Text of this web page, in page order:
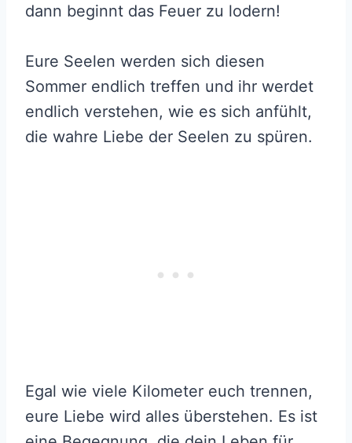
dann beginnt das Feuer zu lodern!
Eure Seelen werden sich diesen
Sommer endlich treffen und ihr werdet
endlich verstehen, wie es sich anfühlt,
die wahre Liebe der Seelen zu spüren.
Egal wie viele Kilometer euch trennen,
eure Liebe wird alles überstehen. Es ist